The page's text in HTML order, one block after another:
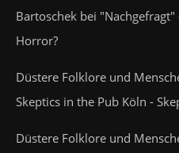
Bartoschek bei "Nachgefragt"
Horror?
Düstere Folklore und
Skeptics in the Pub Köln -
Düstere Folklore und